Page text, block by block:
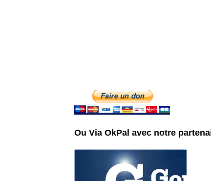
Ou Via OkPal avec notre